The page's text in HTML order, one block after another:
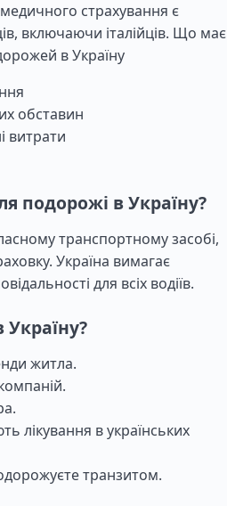
страхування є
включаючи італійців. Що має
в Україну
обставин
витрати
подорожі в Україну?
транспортному засобі,
Україна вимагає
для всіх водіїв.
житла.
лікування в українських
транзитом.